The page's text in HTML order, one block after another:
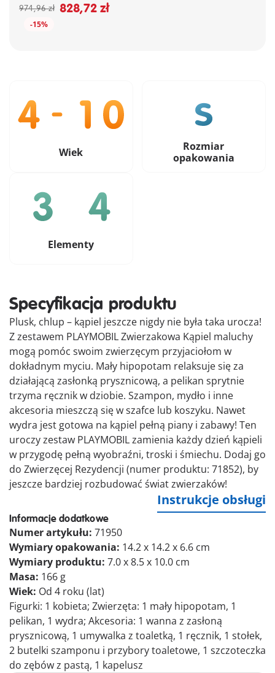
974,96 zł 828,72 zł
-15%
Wiek
Rozmiar
opakowania
Elementy
Specyfikacja produktu
Plusk, chlup – kąpiel jeszcze nigdy nie była taka urocza!
Z zestawem PLAYMOBIL Zwierzakowa Kąpiel maluchy
mogą pomóc swoim zwierzęcym przyjaciołom w
dokładnym myciu. Mały hipopotam relaksuje się za
działającą zasłonką prysznicową, a pelikan sprytnie
trzyma ręcznik w dziobie. Szampon, mydło i inne
akcesoria mieszczą się w szafce lub koszyku. Nawet
wydra jest gotowa na kąpiel pełną piany i zabawy! Ten
uroczy zestaw PLAYMOBIL zamienia każdy dzień kąpieli
w przygodę pełną wyobraźni, troski i śmiechu. Dodaj go
do Zwierzęcej Rezydencji (numer produktu: 71852), by
jeszcze bardziej rozbudować świat zwierzaków!
Instrukcje obsługi
Informacje dodatkowe
Numer artykułu: 71950
Wymiary opakowania: 14.2 x 14.2 x 6.6 cm
Wymiary produktu: 7.0 x 8.5 x 10.0 cm
Masa: 166 g
Wiek: Od 4 roku (lat)
Figurki: 1 kobieta; Zwierzęta: 1 mały hipopotam, 1
pelikan, 1 wydra; Akcesoria: 1 wanna z zasłoną
prysznicową, 1 umywalka z toaletką, 1 ręcznik, 1 stołek,
2 butelki szamponu i przybory toaletowe, 1 szczoteczka
do zębów z pastą, 1 kapelusz